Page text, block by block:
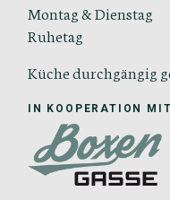
Montag & Dienstag
Ruhetag
Küche durchgängig
IN KOOPERATION MIT